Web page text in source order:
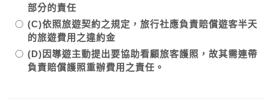
部分的責任
(C)依照旅遊契約之規定，旅行社應負責賠償遊客半天
的旅遊費用之違約金
(D)因導遊主動提出要協助看顧旅客護照，故其需連帶
負責賠償護照重辦費用之責任。